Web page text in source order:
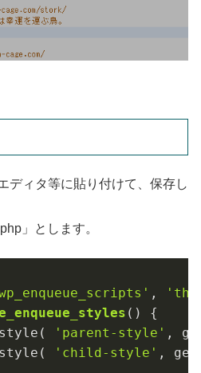
ディタ等に貼り付けて、保存し
」とします。
,
()
{
'parent-style' ,
'child-style' ,